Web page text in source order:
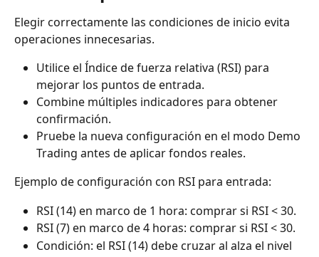
Elegir correctamente las condiciones de inicio evita
operaciones innecesarias.
Utilice el Índice de fuerza relativa (RSI) para
mejorar los puntos de entrada.
Combine múltiples indicadores para obtener
confirmación.
Pruebe la nueva configuración en el modo Demo
Trading antes de aplicar fondos reales.
Ejemplo de configuración con RSI para entrada:
RSI (14) en marco de 1 hora: comprar si RSI < 30.
RSI (7) en marco de 4 horas: comprar si RSI < 30.
Condición: el RSI (14) debe cruzar al alza el nivel